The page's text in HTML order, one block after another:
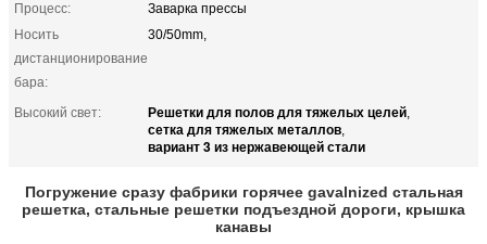
Процесс:
Заварка прессы
Носить
дистанционирование
бара:
30/50mm,
Высокий свет: Решетки для полов для тяжелых целей,
сетка для тяжелых металлов,
вариант 3 из нержавеющей стали
Погружение сразу фабрики горячее gavalnized стальная
решетка, стальные решетки подъездной дороги, крышка
канавы